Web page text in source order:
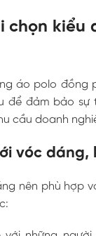
chọn kiểu
áo polo đồng
để đảm bảo sự
cầu doanh
vóc dáng,
nên phù hợp